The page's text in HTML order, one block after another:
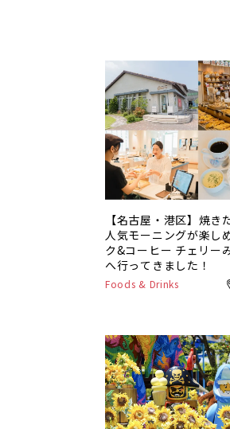
【名古屋・港区】焼き
人気モーニングが楽し
ク&コーヒー チェリー
へ行ってきました！
Foods & Drinks